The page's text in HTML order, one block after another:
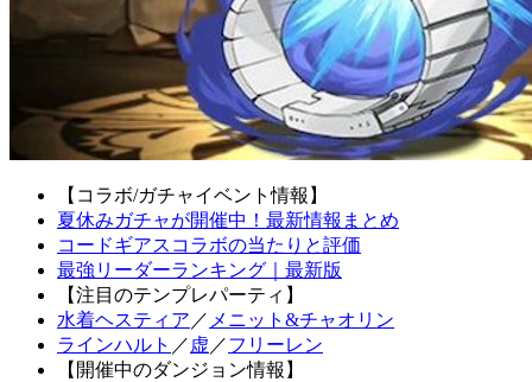
【コラボ/ガチャイベント情報】
夏休みガチャが開催中！最新情報まとめ
コードギアスコラボの当たりと評価
最強リーダーランキング｜最新版
【注目のテンプレパーティ】
水着ヘスティア ／ メニット&チャオリン
ラインハルト ／ 虚 ／フリーレン
【開催中のダンジョン情報】